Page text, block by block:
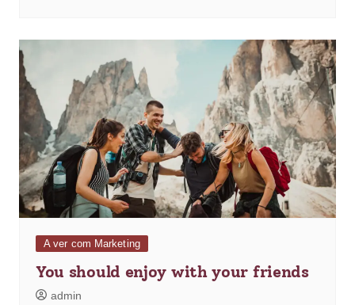
A ver com Marketing
You should enjoy with your friends
admin